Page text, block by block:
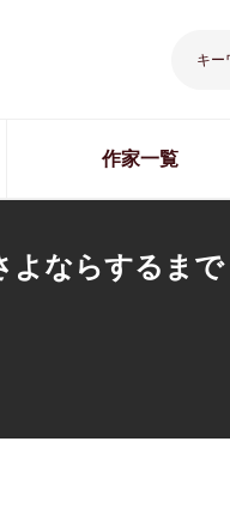
作家一覧
よならするまで